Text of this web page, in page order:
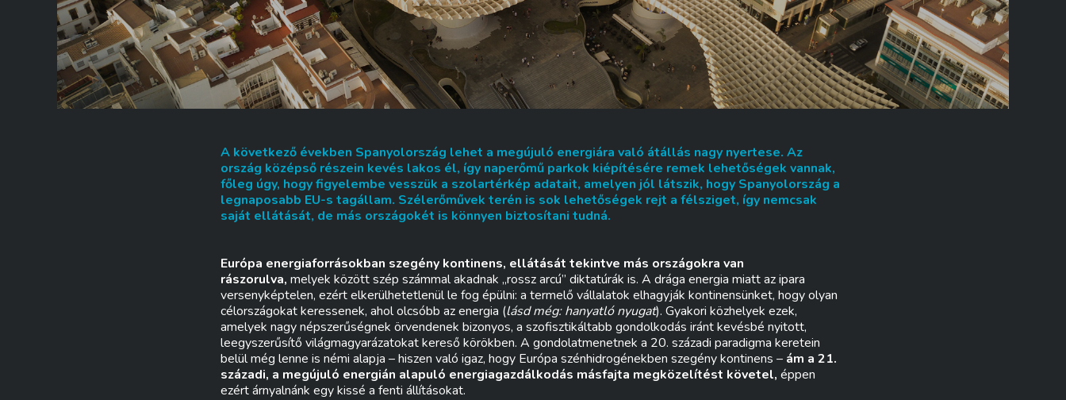
A következő években Spanyolország lehet a megújuló energiára való átállás nagy nyertese. Az
ország középső részein kevés lakos él, így naperőmű parkok kiépítésére remek lehetőségek vannak,
főleg úgy, hogy figyelembe vesszük a szolartérkép adatait, amelyen jól látszik, hogy Spanyolország a
legnaposabb EU-s tagállam. Szélerőművek terén is sok lehetőségek rejt a félsziget, így nemcsak
saját ellátását, de más országokét is könnyen biztosítani tudná.
Európa energiaforrásokban szegény kontinens, ellátását tekintve más országokra van
rászorulva, melyek között szép számmal akadnak „rossz arcú” diktatúrák is. A drága energia miatt az ipara
versenyképtelen, ezért elkerülhetetlenül le fog épülni: a termelő vállalatok elhagyják kontinensünket, hogy olyan
célországokat keressenek, ahol olcsóbb az energia (lásd még: hanyatló nyugat). Gyakori közhelyek ezek,
amelyek nagy népszerűségnek örvendenek bizonyos, a szofisztikáltabb gondolkodás iránt kevésbé nyitott,
leegyszerűsítő világmagyarázatokat kereső körökben. A gondolatmenetnek a 20. századi paradigma keretein
belül még lenne is némi alapja – hiszen való igaz, hogy Európa szénhidrogénekben szegény kontinens – ám a 21.
századi, a megújuló energián alapuló energiagazdálkodás másfajta megközelítést követel, éppen
ezért árnyalnánk egy kissé a fenti állításokat.